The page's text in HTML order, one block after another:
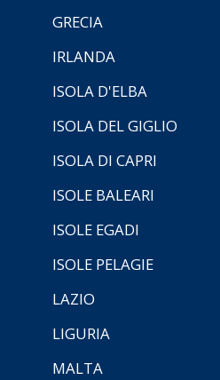
GRECIA
IRLANDA
ISOLA D'ELBA
ISOLA DEL GIGLIO
ISOLA DI CAPRI
ISOLE BALEARI
ISOLE EGADI
ISOLE PELAGIE
LAZIO
LIGURIA
MALTA